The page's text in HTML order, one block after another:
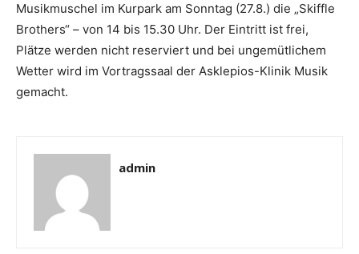
Musikmuschel im Kurpark am Sonntag (27.8.) die „Skiffle
Brothers“ – von 14 bis 15.30 Uhr. Der Eintritt ist frei,
Plätze werden nicht reserviert und bei ungemütlichem
Wetter wird im Vortragssaal der Asklepios-Klinik Musik
gemacht.
admin